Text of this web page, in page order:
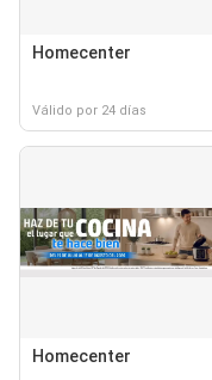
Homecenter
Válido por 24 días
Homecenter